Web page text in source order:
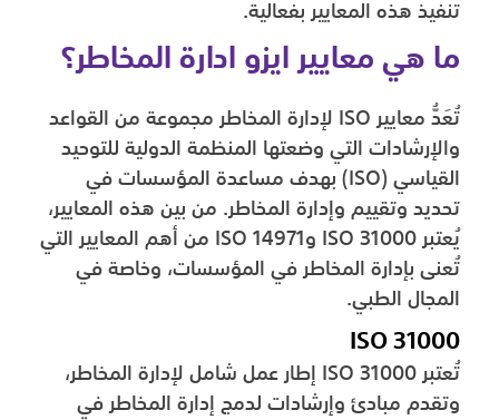
تنفيذ هذه المعايير بفعالية.
ما هي معايير ايزو ادارة المخاطر؟
تُعَدُّ معايير ISO لإدارة المخاطر مجموعة من القواعد
والإرشادات التي وضعتها المنظمة الدولية للتوحيد
القياسي (ISO) بهدف مساعدة المؤسسات في
تحديد وتقييم وإدارة المخاطر. من بين هذه المعايير،
يُعتبر ISO 31000 وISO 14971 من أهم المعايير التي
تُعنى بإدارة المخاطر في المؤسسات، وخاصة في
المجال الطبي.
ISO 31000
تُعتبر ISO 31000 إطار عمل شامل لإدارة المخاطر،
وتقدم مبادئ وإرشادات لدمج إدارة المخاطر في